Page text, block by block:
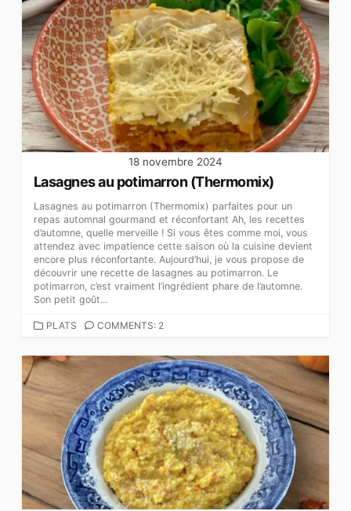
18 novembre 2024
Lasagnes au potimarron (Thermomix)
Lasagnes au potimarron (Thermomix) parfaites pour un
repas automnal gourmand et réconfortant Ah, les recettes
d’automne, quelle merveille ! Si vous êtes comme moi, vous
attendez avec impatience cette saison où la cuisine devient
encore plus réconfortante. Aujourd’hui, je vous propose de
découvrir une recette de lasagnes au potimarron. Le
potimarron, c’est vraiment l’ingrédient phare de l’automne.
Son petit goût...
CATEGORIES
PLATS COMMENTS: 2